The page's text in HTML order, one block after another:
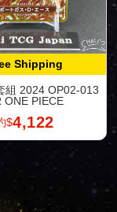
Shipping
組 2024 OP02-013
ONE PIECE
$4,122